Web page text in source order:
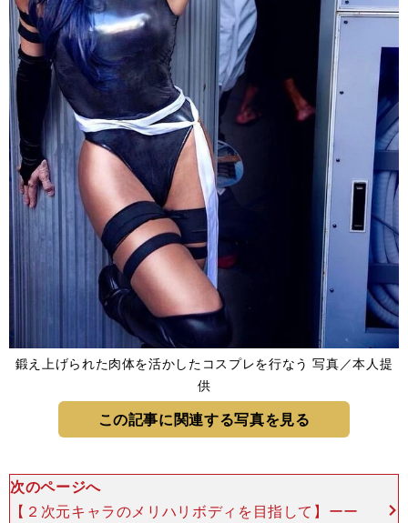
鍛え上げられた肉体を活かしたコスプレを行なう 写真／本人提
供
この記事に関連する写真を見る
次のページへ
【２次元キャラのメリハリボディを目指して】ーー